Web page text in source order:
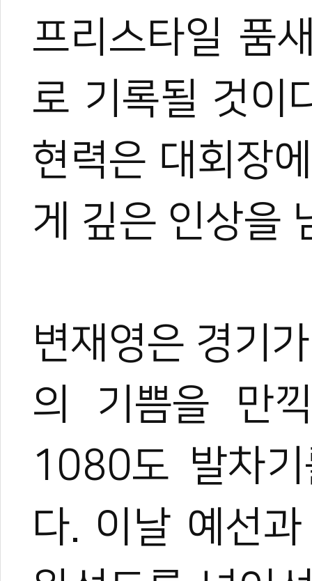
프리스타일 품
로 기록될 것이
현력은 대회장
게 깊은 인상을
변재영은 경기
의 기쁨을 만
1080도 발차
다. 이날 예선
관련 뉴스